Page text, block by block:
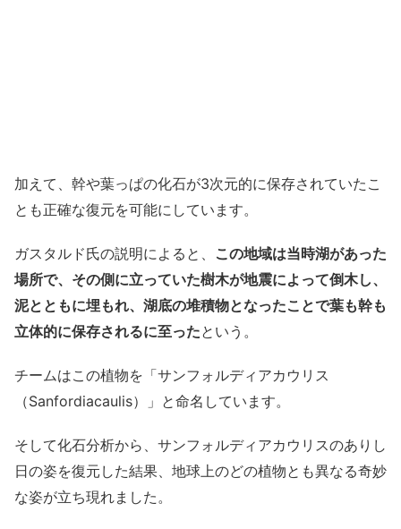
加えて、幹や葉っぱの化石が3次元的に保存されていたこ
とも正確な復元を可能にしています。
ガスタルド氏の説明によると、 この地域は当時湖があった
場所で、その側に立っていた樹木が地震によって倒木し、
泥とともに埋もれ、湖底の堆積物となったことで葉も幹も
立体的に保存されるに至ったという。
チームはこの植物を「サンフォルディアカウリス
（Sanfordiacaulis）」と命名しています。
そして化石分析から、サンフォルディアカウリスのありし
日の姿を復元した結果、地球上のどの植物とも異なる奇妙
な姿が立ち現れました。